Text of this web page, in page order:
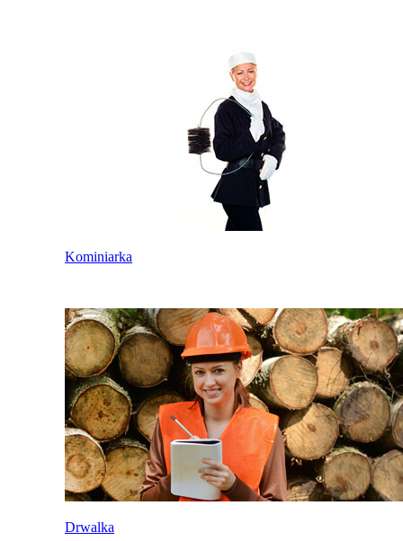
Kominiarka
Drwalka